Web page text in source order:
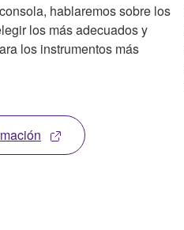
hablaremos sobre los
los más adecuados y
los instrumentos más